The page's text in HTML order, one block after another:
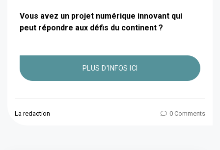
Vous avez un projet numérique innovant qui
peut répondre aux défis du continent ?
PLUS D'INFOS ICI
La redaction 0 Comments